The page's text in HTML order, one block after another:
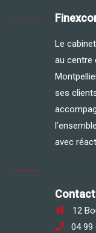
Le
au centre
ses
avec
Contact
12
04 99